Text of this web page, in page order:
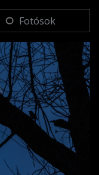
Fotósok